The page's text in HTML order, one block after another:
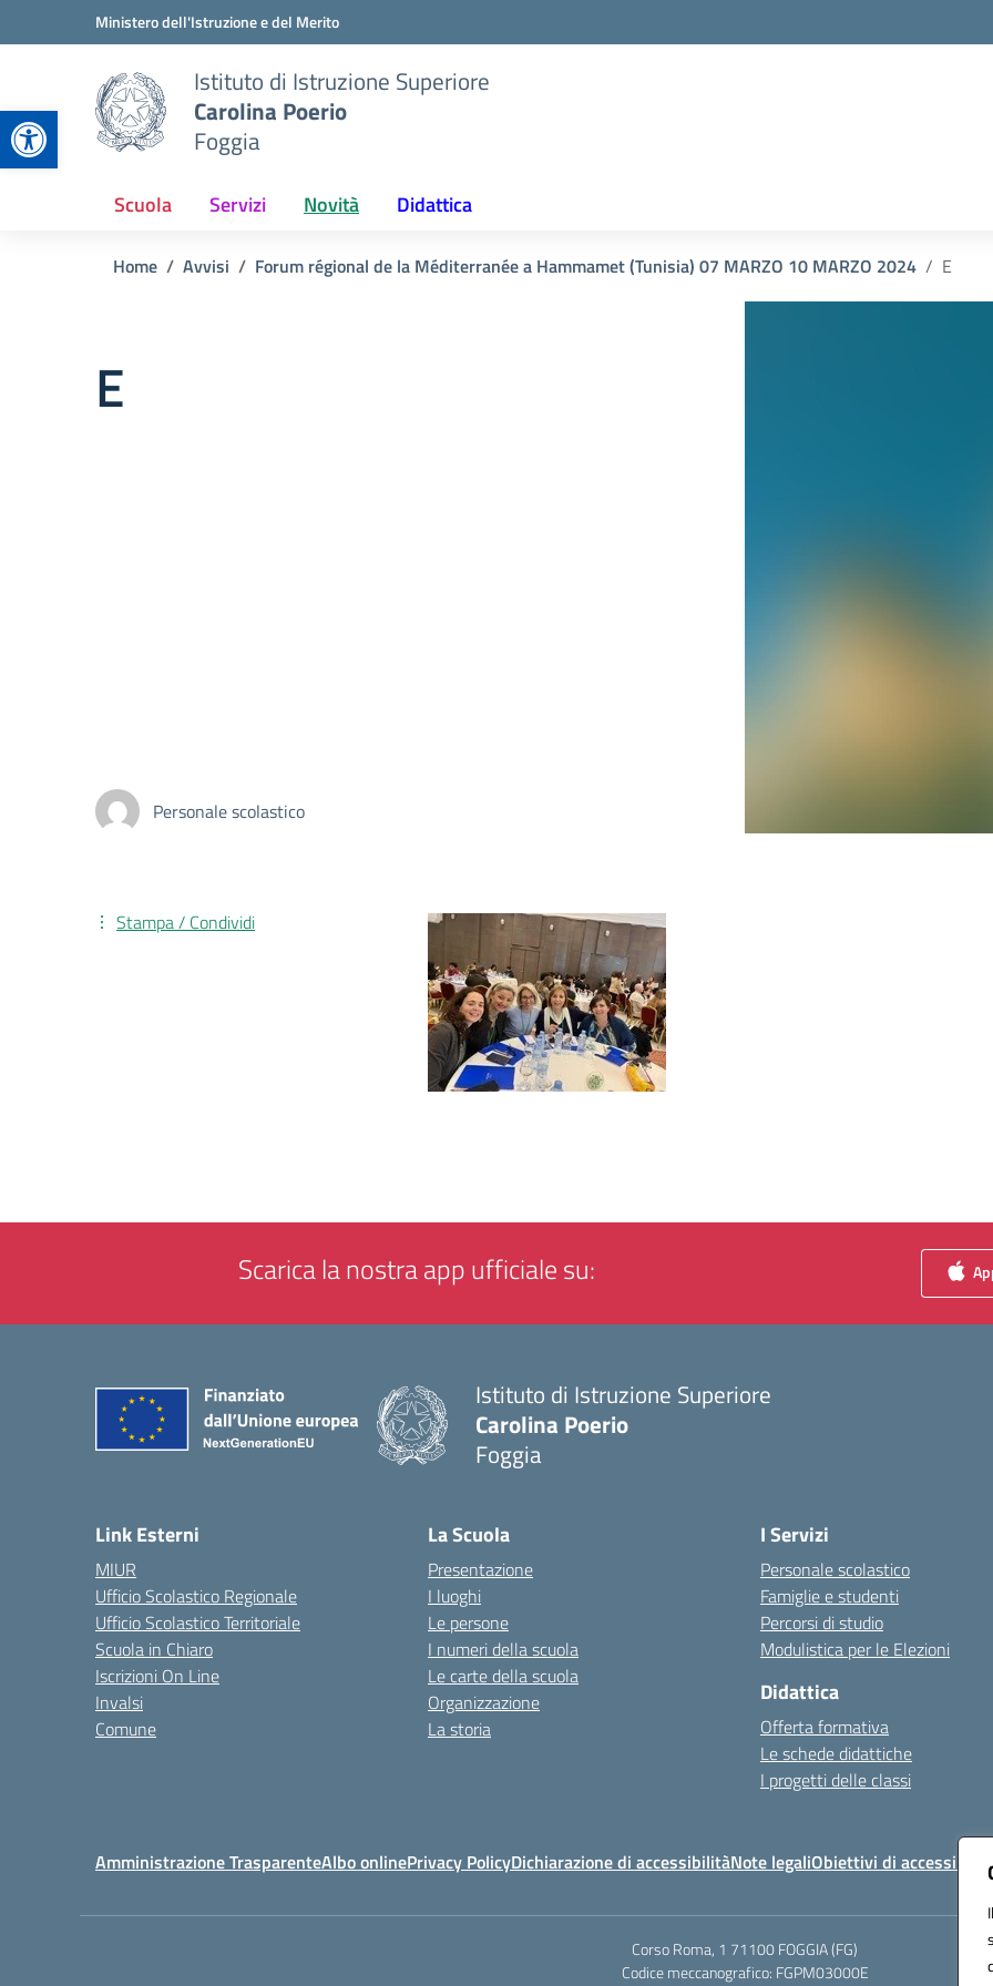
Apri la barra degli strumenti
Vai ai contenuti
Vai al menu di navigazioneMinistero dell'Istruzione e del Merito
Istituto di Istruzione Superiore
Carolina Poerio
Foggia
Scuola Servizi Novità Didattica
Home Avvisi Forum régional de la Méditerranée a Hammamet (Tunisia) 07 MARZO 10 MARZO 2024 E
E
Personale scolastico
Stampa / Condividi
Scarica la nostra app ufficiale su:
Istituto di Istruzione Superiore
Carolina Poerio
Foggia
Link Esterni
MIUR
Ufficio Scolastico Regionale
Ufficio Scolastico Territoriale
Scuola in Chiaro
Iscrizioni On Line
Invalsi
Comune
La Scuola
Presentazione
I luoghi
Le persone
I numeri della scuola
Le carte della scuola
Organizzazione
La storia
I Servizi
Personale scolastico
Famiglie e studenti
Percorsi di studio
Modulistica per le Elezioni
Didattica
Offerta formativa
Le schede didattiche
I progetti delle classi
Amministrazione TrasparenteAlbo onlinePrivacy PolicyDichiarazione di accessibilitàNote legaliObiettivi di
Corso Roma, 1 71100 FOGGIA (FG)
Codice meccanografico: FGPM03000E